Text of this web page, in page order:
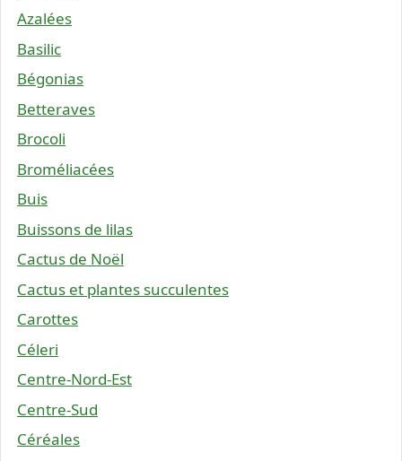
Azalées
Basilic
Bégonias
Betteraves
Brocoli
Broméliacées
Buis
Buissons de lilas
Cactus de Noël
Cactus et plantes succulentes
Carottes
Céleri
Centre-Nord-Est
Centre-Sud
Céréales